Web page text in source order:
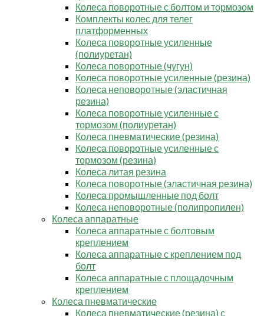
Колеса поворотные с болтом и тормозом
Комплекты колес для телег
платформенных
Колеса поворотные усиленные
(полиуретан)
Колеса поворотные (чугун)
Колеса поворотные усиленные (резина)
Колеса неповоротные (эластичная
резина)
Колеса поворотные усиленные с
тормозом (полиуретан)
Колеса пневматические (резина)
Колеса поворотные усиленные с
тормозом (резина)
Колеса литая резина
Колеса поворотные (эластичная резина)
Колеса промышленные под болт
Колеса неповоротные (полипропилен)
Колеса аппаратные
Колеса аппаратные с болтовым
креплением
Колеса аппаратные с креплением под
болт
Колеса аппаратные с площадочным
креплением
Колеса пневматические
Колеса пневматические (резина) с